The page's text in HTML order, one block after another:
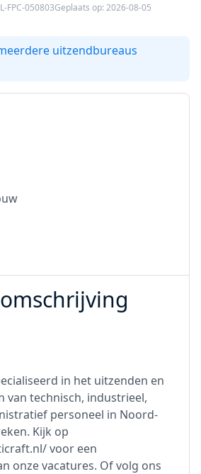
FPC-050803Geplaats op: 2026-08-05
uitzendbureaus
in het uitzenden en
van technisch, industrieel,
personeel in Noord-
Kijk op
voor een
onze vacatures. Of volg ons